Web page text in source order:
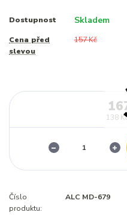
Dostupnost Skladem
Cena před
slevou
157 Kč
138
Číslo
produktu:
ALC MD-679